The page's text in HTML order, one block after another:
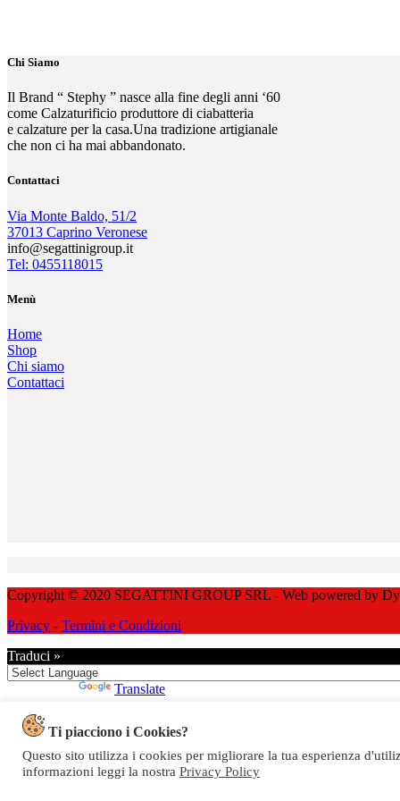
Chi Siamo
Il Brand “ Stephy ” nasce alla fine degli anni ‘60
come Calzaturificio produttore di ciabatteria
e calzature per la casa.Una tradizione artigianale
che non ci ha mai abbandonato.
Contattaci
Via Monte Baldo, 51/2
37013 Caprino Veronese
info@segattinigroup.it
Tel: 0455118015
Menù
Home
Shop
Chi siamo
Contattaci
Copyright © 2020 SEGATTINI GROUP SRL - Web powered by
Privacy - Termini e Condizioni
Ti piacciono i Cookies?
Questo sito utilizza i cookies per migliorare la tua esperienza
informazioni leggi la nostra Privacy Policy
Traduci »
Translate